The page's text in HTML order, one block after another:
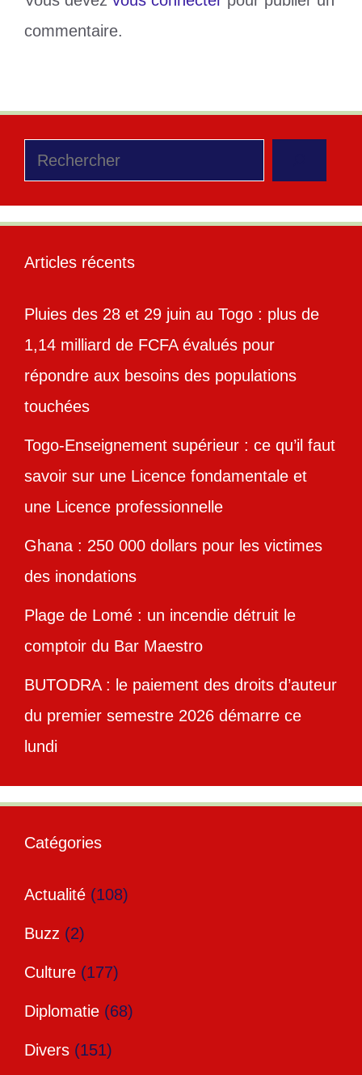
commentaire.
Rechercher
Articles récents
Pluies des 28 et 29 juin au Togo : plus de
1,14 milliard de FCFA évalués pour
répondre aux besoins des populations
touchées
Togo-Enseignement supérieur : ce qu’il faut
savoir sur une Licence fondamentale et
une Licence professionnelle
Ghana : 250 000 dollars pour les victimes
des inondations
Plage de Lomé : un incendie détruit le
comptoir du Bar Maestro
BUTODRA : le paiement des droits d’auteur
du premier semestre 2026 démarre ce
lundi
Catégories
Actualité (108)
Buzz (2)
Culture (177)
Diplomatie (68)
Divers (151)